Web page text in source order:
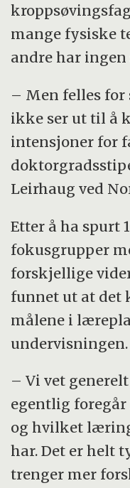
mange fysiske
andre har ingen
– Men felles for
ikke ser ut til å
intensjoner for
Leirhaug ved
Etter å ha spurt
fokusgrupper
forskjellige
funnet ut at det
målene i
undervisningen.
– Vi vet
egentlig
og hvilket
har. Det er helt
trenger mer